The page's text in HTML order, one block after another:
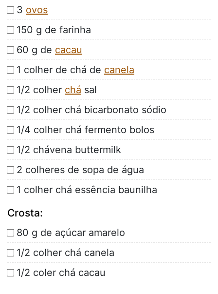
3 ovos
150 g de farinha
60 g de cacau
1 colher de chá de canela
1/2 colher chá sal
1/2 colher chá bicarbonato sódio
1/4 colher chá fermento bolos
1/2 chávena buttermilk
2 colheres de sopa de água
1 colher chá essência baunilha
Crosta:
80 g de açúcar amarelo
1/2 colher chá canela
1/2 coler chá cacau